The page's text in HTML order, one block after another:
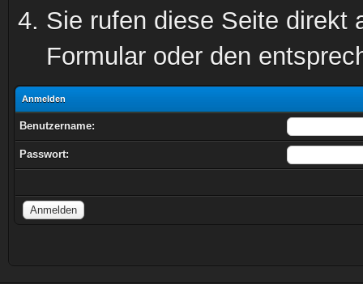
Sie rufen diese Seite direkt
Formular oder den
Anmelden
Benutzername:
Passwort: